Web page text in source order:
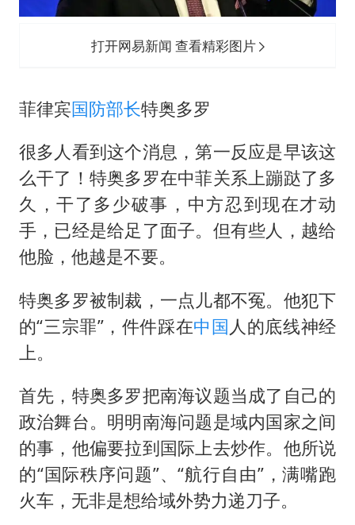
打开网易新闻 查看精彩图片
菲律宾国防部长特奥多罗
很多人看到这个消息，第一反应是早该这
么干了！特奥多罗在中菲关系上蹦跶了多
久，干了多少破事，中方忍到现在才动
手，已经是给足了面子。但有些人，越给
他脸，他越是不要。
特奥多罗被制裁，一点儿都不冤。他犯下
的“三宗罪”，件件踩在中国 人的底线神经
上。
首先，特奥多罗把南海议题当成了自己的
政治舞台。明明南海问题是域内国家之间
的事，他偏要拉到国际上去炒作。他所说
的“国际秩序问题”、“航行自由”，满嘴跑
火车，无非是想给域外势力递刀子。